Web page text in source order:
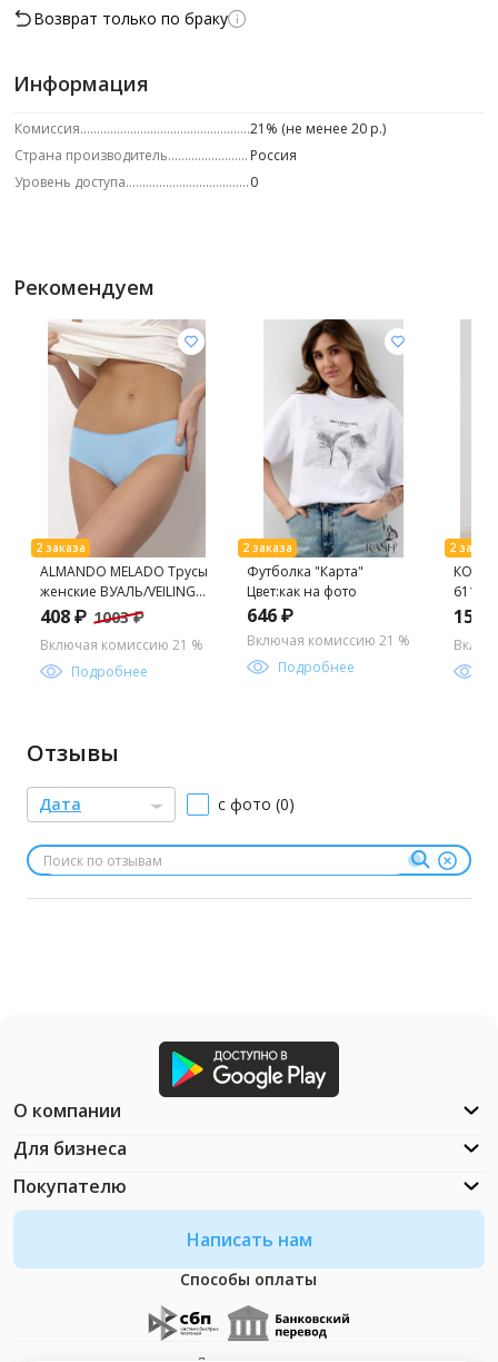
Возврат только по браку
Информация
Комиссия
21% (не менее 20 р.)
Страна производитель
Россия
Уровень доступа
0
Рекомендуем
ALMANDO MELADO Трусы
женские ВУАЛЬ/VEILING
"SLIP" Цвет:светло-
408 ₽ 1003 ₽
Включая комиссию 21 %
Подробнее
Футболка "Карта"
Цвет:как на фото
646 ₽
Включая комиссию 21 %
Подробнее
Отзывы
Дата с фото (0)
Написать нам
Способы оплаты
О компании
Для бизнеса
Покупателю